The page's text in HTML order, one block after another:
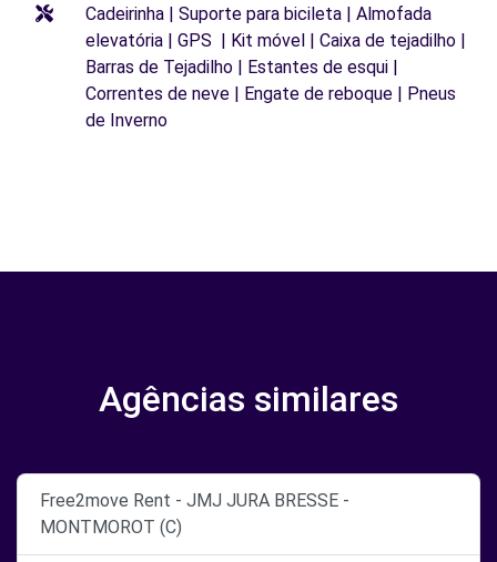
Cadeirinha | Suporte para bicileta | Almofada
elevatória | GPS | Kit móvel | Caixa de tejadilho |
Barras de Tejadilho | Estantes de esqui |
Correntes de neve | Engate de reboque | Pneus
de Inverno
Agências similares
Free2move Rent - JMJ JURA BRESSE -
MONTMOROT (C)